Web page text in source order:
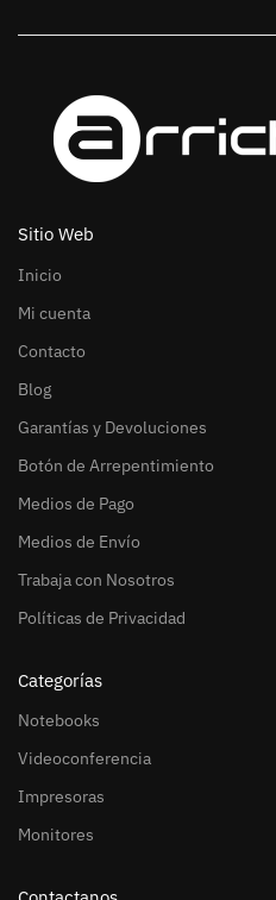
Sitio Web
Inicio
Mi cuenta
Contacto
Blog
Garantías y Devoluciones
Botón de Arrepentimiento
Medios de Pago
Medios de Envío
Trabaja con Nosotros
Políticas de Privacidad
Categorías
Notebooks
Videoconferencia
Impresoras
Monitores